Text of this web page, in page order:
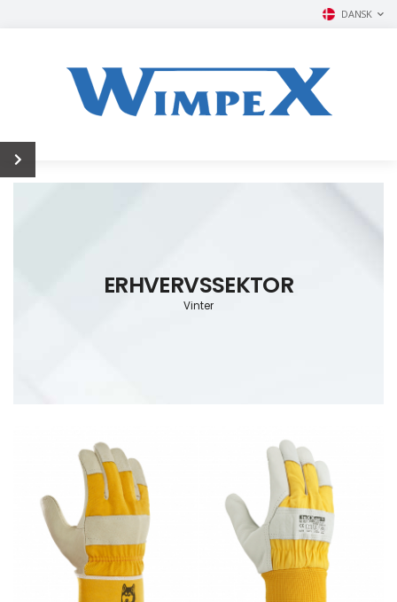
DANSK
ERHVERVSSEKTOR
Vinter